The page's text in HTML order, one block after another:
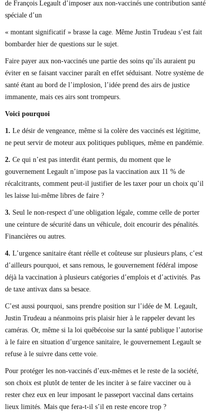
Marie-Eve Doyon
Normand Lester
Philippe Léger
Remi Nadeau
Richard Béliveau
Richard Martineau
Réjean Parent
Sophie Durocher
Véronyque Tremblay
de François Legault d’imposer aux non-vaccinés une contribution santé
spéciale d’un
« montant significatif » brasse la cage. Même Justin Trudeau s’est fait
bombarder hier de questions sur le sujet.
Faire payer aux non-vaccinés une partie des soins qu’ils auraient pu
éviter en se faisant vacciner paraît en effet séduisant. Notre système de
santé étant au bord de l’implosion, l’idée prend des airs de justice
immanente, mais ces airs sont trompeurs.
Voici pourquoi
1. Le désir de vengeance, même si la colère des vaccinés est légitime,
ne peut servir de moteur aux politiques publiques, même en pandémie.
2. Ce qui n’est pas interdit étant permis, du moment que le
gouvernement Legault n’impose pas la vaccination aux 11 % de
récalcitrants, comment peut-il justifier de les taxer pour un choix qu’il
les laisse lui-même libres de faire ?
3. Seul le non-respect d’une obligation légale, comme celle de porter
une ceinture de sécurité dans un véhicule, doit encourir des pénalités.
Financières ou autres.
4. L’urgence sanitaire étant réelle et coûteuse sur plusieurs plans, c’est
d’ailleurs pourquoi, et sans remous, le gouvernement fédéral impose
déjà la vaccination à plusieurs catégories d’emplois et d’activités. Pas
de taxe antivax dans sa besace.
C’est aussi pourquoi, sans prendre position sur l’idée de M. Legault,
Justin Trudeau a néanmoins pris plaisir hier à le rappeler devant les
caméras. Or, même si la loi québécoise sur la santé publique l’autorise
à le faire en situation d’urgence sanitaire, le gouvernement Legault se
refuse à le suivre dans cette voie.
Pour protéger les non-vaccinés d’eux-mêmes et le reste de la société,
son choix est plutôt de tenter de les inciter à se faire vacciner ou à
rester chez eux en leur imposant le passeport vaccinal dans certains
lieux limités. Mais que fera-t-il s’il en reste encore trop ?